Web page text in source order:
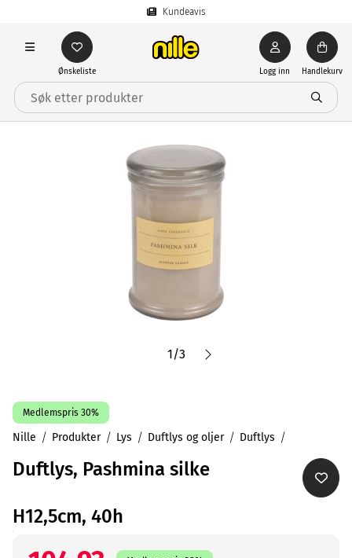
Kundeavis
Ønskeliste Logg inn Handlekurv
1/3
Medlemspris 30%
Nille Produkter Lys Duftlys og oljer Duftlys
Duftlys, Pashmina silke
H12,5cm, 40h